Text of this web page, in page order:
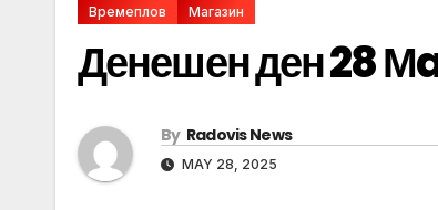
Времеплов Магазин
Денешен ден 28
By Radovis News
MAY 28, 2025